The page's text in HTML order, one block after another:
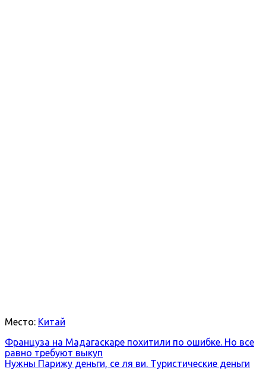
Место: Китай
Француза на Мадагаскаре похитили по ошибке. Но все
равно требуют выкуп
Нужны Парижу деньги, се ля ви. Туристические деньги